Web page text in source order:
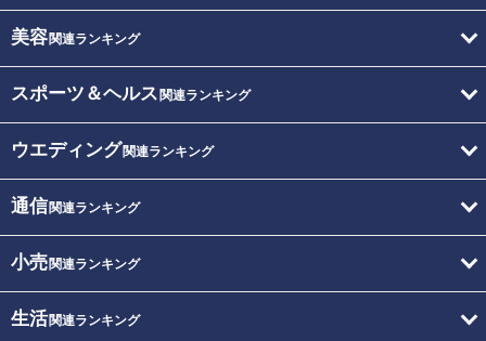
美容関連ランキング
スポーツ＆ヘルス 関連ランキング
ウエディング関連ランキング
通信関連ランキング
小売関連ランキング
生活関連ランキング